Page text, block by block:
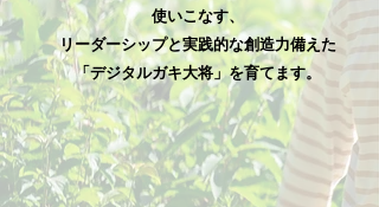
使いこなす、
リーダーシップと実践的な創造力備えた
「デジタルガキ大将」を育てます。